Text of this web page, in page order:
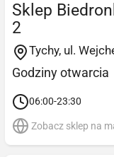
Sklep
2
Tychy, ul.
Godziny otwarcia
06:00-23:30
Zobacz sklep na